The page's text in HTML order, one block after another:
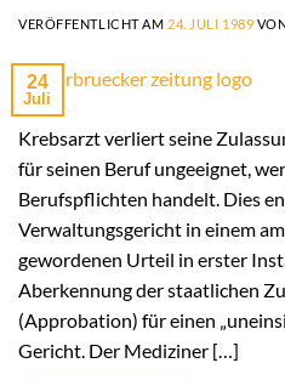
VERÖFFENTLICHT AM 24. JULI 1989
24
Juli
Krebsarzt verliert seine
für seinen Beruf ungeeignet,
Berufspflichten handelt. Dies
Verwaltungsgericht in einem
gewordenen Urteil in erster
Aberkennung der staatlichen
(Approbation) für einen
Gericht. Der Mediziner […]